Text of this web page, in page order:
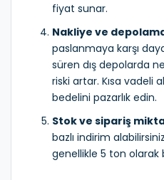
fiyat sunar.
Nakliye ve
paslanmaya karşı
süren dış depolarda
riski artar. Kısa vadeli
bedelini pazarlık edin.
Stok ve sipariş
bazlı indirim
genellikle 5 ton olarak